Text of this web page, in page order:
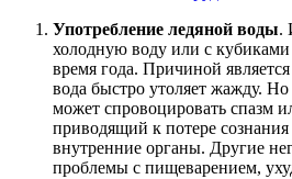
Употребление ледяной воды.
холодную воду или с
время года. Причиной
вода быстро утоляет жажду.
может спровоцировать спазм
приводящий к потере
внутренние органы. Другие
проблемы с пищеварением,